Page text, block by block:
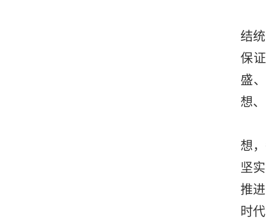
结
保
盛
想
想
坚
推
时